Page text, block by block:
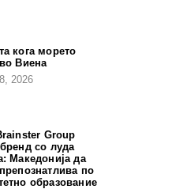
кога морето
Виена
2026
Group
со луда
Македонија да
по
образование